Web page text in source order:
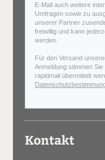
E-Mail auch weitere
Umfragen sowie zu
unserer Partner
freiwillig und kann
werden.
Für den Versand
Anmeldung stimmen
rapidmail übermittelt
Kontakt